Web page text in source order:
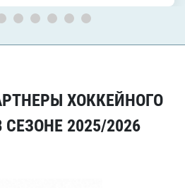
ХОККЕЙНОГО
2025/2026